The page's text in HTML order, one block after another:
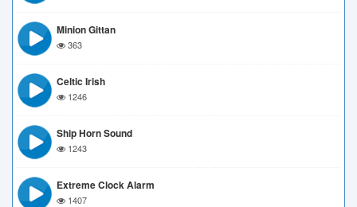
Minion Gittan
363
Celtic Irish
1246
Ship Horn Sound
1243
Extreme Clock Alarm
1407